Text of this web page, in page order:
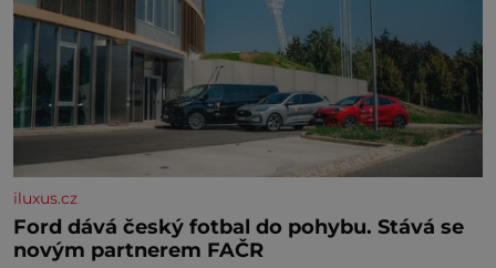
iluxus.cz
Ford dává český fotbal do pohybu. Stává se
novým partnerem FAČR